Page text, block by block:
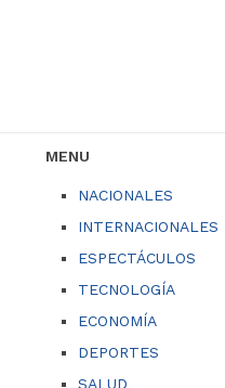
MENU
NACIONALES
INTERNACIONALES
ESPECTÁCULOS
TECNOLOGÍA
ECONOMÍA
DEPORTES
SALUD